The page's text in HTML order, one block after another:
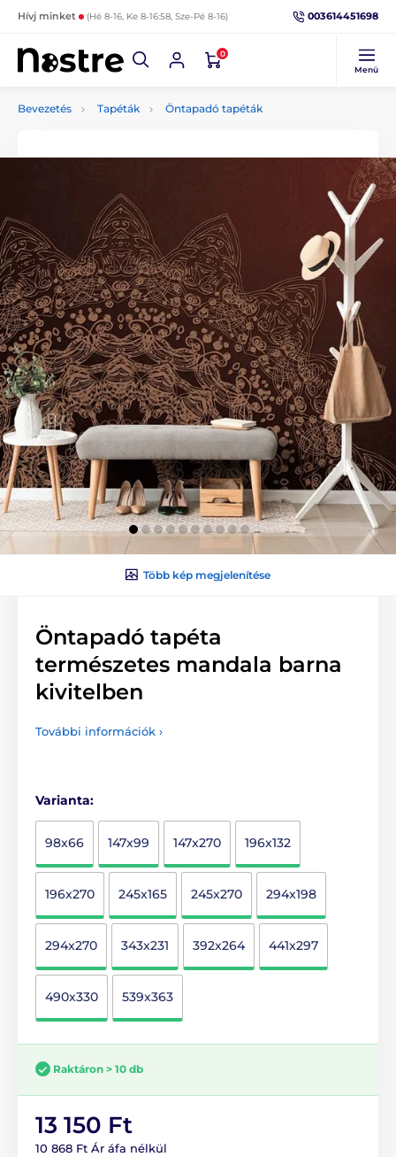
Hívj minket (Hé 8-16, Ke 8-16:58, Sze-Pé 8-16) 003614451698
0
Menü
Bevezetés Tapéták Öntapadó tapéták
Több kép megjelenítése
Öntapadó tapéta
természetes mandala barna
kivitelben
További információk ›
Varianta:
98x66 147x99 147x270 196x132
196x270 245x165 245x270 294x198
294x270 343x231 392x264 441x297
490x330 539x363
Raktáron > 10 db
13 150 Ft
10 868 Ft Ár áfa nélkül